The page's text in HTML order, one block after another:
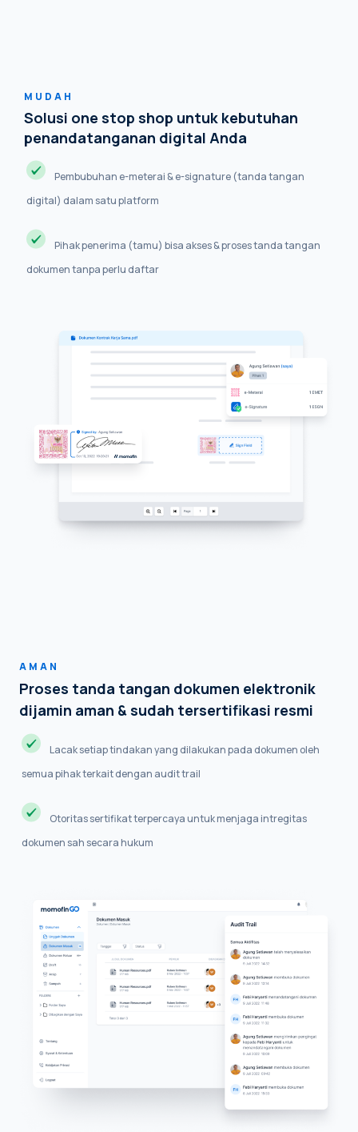
MUDAH
Solusi one stop shop untuk kebutuhan
penandatanganan digital Anda
Pembubuhan e-meterai & e-signature (tanda tangan
digital) dalam satu platform
Pihak penerima (tamu) bisa akses & proses tanda tangan
dokumen tanpa perlu daftar
AMAN
Proses tanda tangan dokumen elektronik
dijamin aman & sudah tersertifikasi resmi
Lacak setiap tindakan yang dilakukan pada dokumen oleh
semua pihak terkait dengan audit trail
Otoritas sertifikat terpercaya untuk menjaga intregitas
dokumen sah secara hukum